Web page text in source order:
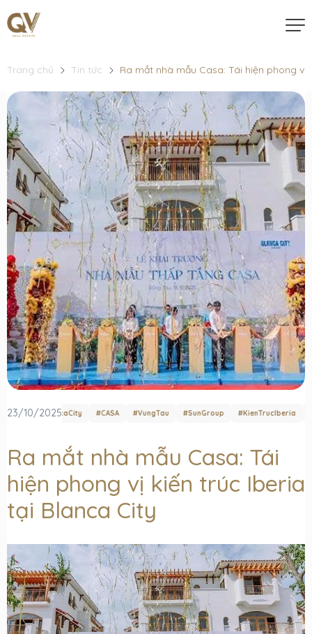
Trang chủ Tin tức Ra mắt nhà mẫu Casa: Tái hiện phong
23/10/2025
#BlancaCity #CASA #VungTau #SunGroup #KienTrucIberia
Ra mắt nhà mẫu Casa: Tái
hiện phong vị kiến trúc Iberia
tại Blanca City